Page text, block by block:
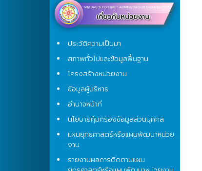
ประวัติความเป็นมา
สภาพทั่วไปและข้อมูลพื้นฐาน
โครงสร้างหน่วยงาน
ข้อมูลผู้บริหาร
อำนาจหน้าที่
นโยบายคุ้มครองข้อมูลส่วนบุคคล
แผนยุทธศาสตร์หรือแผนพัฒนาหน่วย
งาน
รายงานผลการติดตามแผน